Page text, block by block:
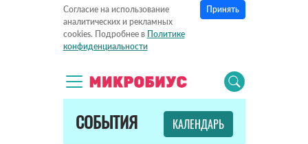
Согласие на использование
аналитических и рекламных
cookies. Подробнее в Политике
конфиденциальности
Принять
СОБЫТИЯ КАЛЕНДАРЬ